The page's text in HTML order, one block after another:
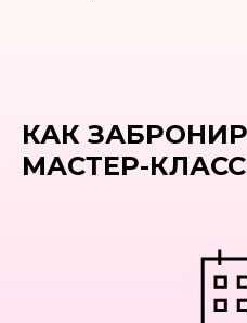
КАК
МАСТЕР-КЛАСС